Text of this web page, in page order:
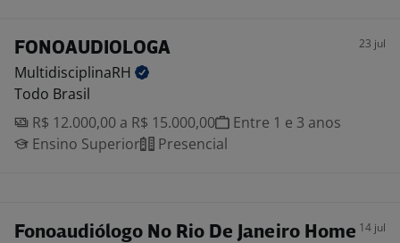
FONOAUDIOLOGA 23 jul
MultidisciplinaRH
Todo Brasil
R$ 12.000,00 a R$ 15.000,00
Entre 1 e 3 anos
Ensino Superior
Presencial
Fonoaudiólogo No Rio De Janeiro Home 14 jul